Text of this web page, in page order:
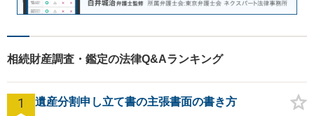
相続財産調査・鑑定の法律Q&Aランキング
1 遺産分割申し立て書の主張書面の書き方